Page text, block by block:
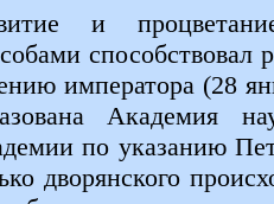
и
способствовал
императора (28
Академия
по указанию
дворянского